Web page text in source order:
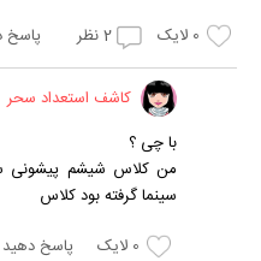
0 لایک 2نظر پاسخ
کاشف استعداد سحر
با چی ؟
من کلاس شیشم پیشونی
سینما گرفته بود کلاس
0 لایک پاسخ دهید